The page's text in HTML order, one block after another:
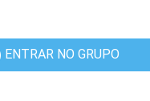
ENTRAR NO GRUPO